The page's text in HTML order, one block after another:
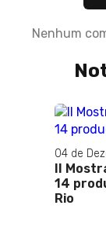
Nenhum
04 de
II
14
Rio